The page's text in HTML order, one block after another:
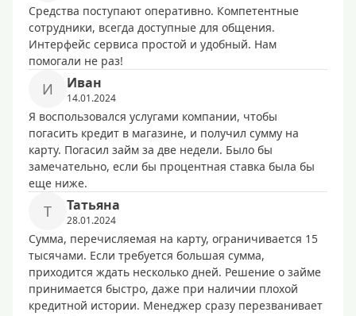
Средства поступают оперативно. Компетентные
сотрудники, всегда доступные для общения.
Интерфейс сервиса простой и удобный. Нам
помогали не раз!
И Иван
14.01.2024
Я воспользовался услугами компании, чтобы
погасить кредит в магазине, и получил сумму на
карту. Погасил займ за две недели. Было бы
замечательно, если бы процентная ставка была бы
еще ниже.
Т Татьяна
28.01.2024
Сумма, перечисляемая на карту, ограничивается 15
тысячами. Если требуется большая сумма,
приходится ждать несколько дней. Решение о займе
принимается быстро, даже при наличии плохой
кредитной истории. Менеджер сразу перезванивает